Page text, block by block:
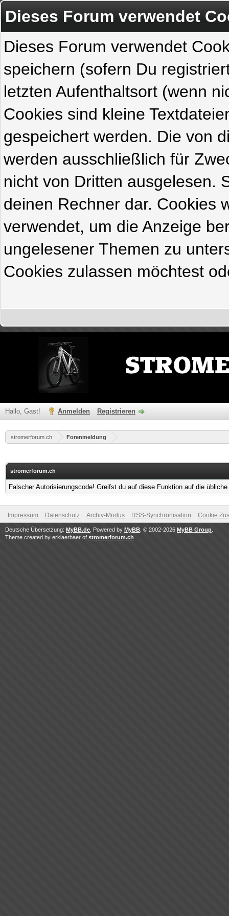
Dieses Forum verwendet
Dieses Forum verwendet
speichern (sofern Du
letzten Aufenthaltsort (wenn
Cookies sind kleine
gespeichert werden. Die von
werden ausschließlich für
nicht von Dritten ausgelesen.
deinen Rechner dar. Cookies
verwendet, um die Anzeige
ungelesener Themen zu
Cookies zulassen möchtest
Hallo, Gast! Anmelden Registrieren
stromerforum.ch Forenmeldung
stromerforum.ch
Falscher Autorisierungscode! Greifst du auf diese Funktion auf die
Impressum Datenschutz Archiv-Modus RSS-Synchronisation Cookie
Deutsche Übersetzung: MyBB.de , Powered by MyBB , © 2002-2026 MyBB Group
Theme created by erklaerbaer of stromerforum.ch